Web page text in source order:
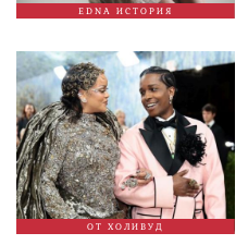
EDNA ИСТОРИЯ
ОТ ХОЛИВУД